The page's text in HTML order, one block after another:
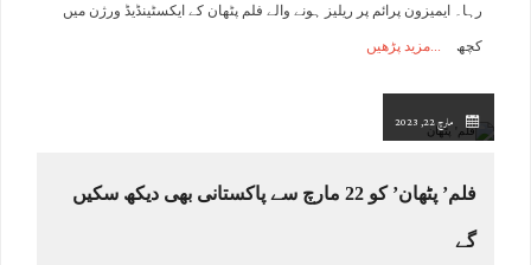
رہا۔ ایمیزون پرائم پر ریلیز ہونے والے فلم پٹھان کے ایکسٹینڈیڈ ورژن میں
کچھ مزید پڑھیں
مارچ 22, 2023
فلم’ پٹھان’ کو 22 مارچ سے پاکستانی بھی دیکھ سکیں
گے